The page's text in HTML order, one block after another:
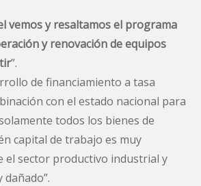
vemos y resaltamos el programa
y renovación de equipos
”.
de financiamiento a tasa
con el estado nacional para
todos los bienes de
capital de trabajo es muy
el sector productivo industrial y